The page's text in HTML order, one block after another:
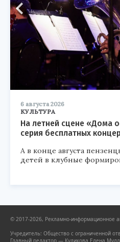
6 августа 2026
КУЛЬТУРА
На летней сцене «Дома
серия бесплатных
А в конце августа
детей в клубные
© 2017-2026, Рекламно-информационное
Учредитель: Общество с ограниченной
Главный редактор — Куликова Елена